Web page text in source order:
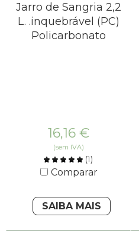
Jarro de Sangria 2,2
L. .inquebrável (PC)
Policarbonato
16,16 €
(sem IVA)
(1)
Comparar
SAIBA MAIS